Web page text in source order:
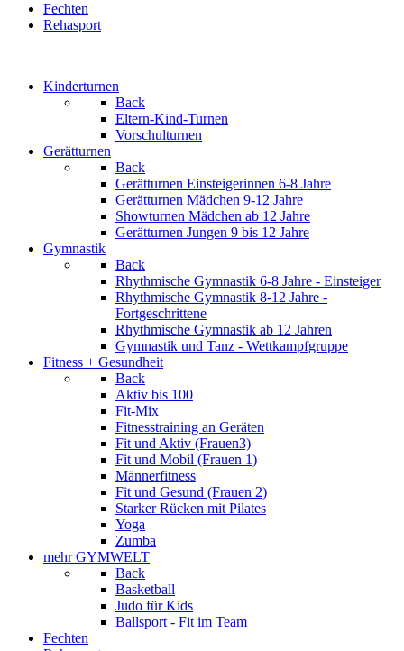
Fechten
Rehasport
Kinderturnen
Back
Eltern-Kind-Turnen
Vorschulturnen
Gerätturnen
Back
Gerätturnen Einsteigerinnen 6-8 Jahre
Gerätturnen Mädchen 9-12 Jahre
Showturnen Mädchen ab 12 Jahre
Gerätturnen Jungen 9 bis 12 Jahre
Gymnastik
Back
Rhythmische Gymnastik 6-8 Jahre - Einsteiger
Rhythmische Gymnastik 8-12 Jahre -
Fortgeschrittene
Rhythmische Gymnastik ab 12 Jahren
Gymnastik und Tanz - Wettkampfgruppe
Fitness + Gesundheit
Back
Aktiv bis 100
Fit-Mix
Fitnesstraining an Geräten
Fit und Aktiv (Frauen3)
Fit und Mobil (Frauen 1)
Männerfitness
Fit und Gesund (Frauen 2)
Starker Rücken mit Pilates
Yoga
Zumba
mehr GYMWELT
Back
Basketball
Judo für Kids
Ballsport - Fit im Team
Fechten